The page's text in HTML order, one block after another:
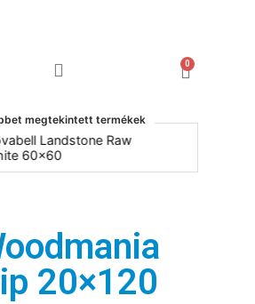
0
megtekintett termékek
Landstone Raw
60x60
20×120